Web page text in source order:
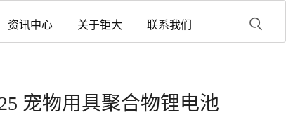
资讯中心 关于钜大 联系我们
宠物用具聚合物锂电池